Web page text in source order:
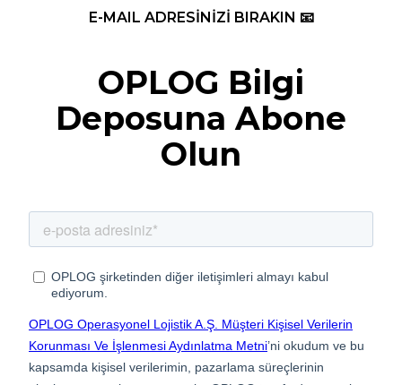
E-MAIL ADRESİNİZİ BIRAKIN 📧
OPLOG Bilgi
Deposuna Abone
Olun